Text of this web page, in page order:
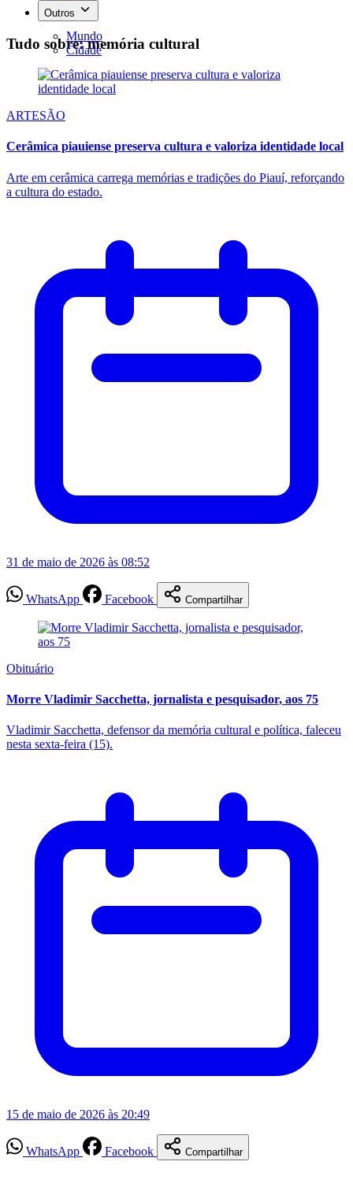
Outros
Mundo
Cidade
Tudo sobre: memória cultural
ARTESÃO
Cerâmica piauiense preserva cultura e valoriza identidade local
Arte em cerâmica carrega memórias e tradições do Piauí, reforçando
a cultura do estado.
31 de maio de 2026 às 08:52
WhatsApp Facebook Compartilhar
Obituário
Morre Vladimir Sacchetta, jornalista e pesquisador, aos 75
Vladimir Sacchetta, defensor da memória cultural e política, faleceu
nesta sexta-feira (15).
15 de maio de 2026 às 20:49
WhatsApp Facebook Compartilhar